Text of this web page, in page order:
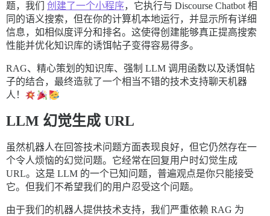
题，我们 创建了一个小程序，它执行与 Discourse Chatbot 相
同的语义搜索，但在你的计算机本地运行，并显示所有详细
信息，如相似度评分和排名。这使得创建能够真正提高搜索
性能并优化知识库的诱饵帖子变得容易得多。
RAG、精心策划的知识库、强制 LLM 调用函数以及诱饵帖
子的结合，最终造就了一个相当不错的技术支持聊天机器
人！
LLM 幻觉生成 URL
虽然机器人在回答技术问题方面表现良好，但它仍然存在一
个令人烦恼的幻觉问题。它经常在回复用户时幻觉生成
URL。这是 LLM 的一个已知问题，普遍观点是你只能接受
它。但我们不希望我们的用户忍受这个问题。
由于我们的机器人提供技术支持，我们严重依赖 RAG 为